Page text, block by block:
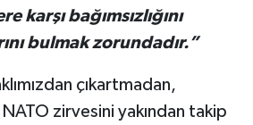
karşı bağımsızlığını
bulmak zorundadır.”
çıkartmadan,
NATO zirvesini yakından takip